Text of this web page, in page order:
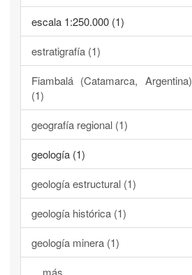
escala 1:250.000 (1)
estratigrafía (1)
Fiambalá (Catamarca, Argentina)
(1)
geografía regional (1)
geología (1)
geología estructural (1)
geología histórica (1)
geología minera (1)
... más